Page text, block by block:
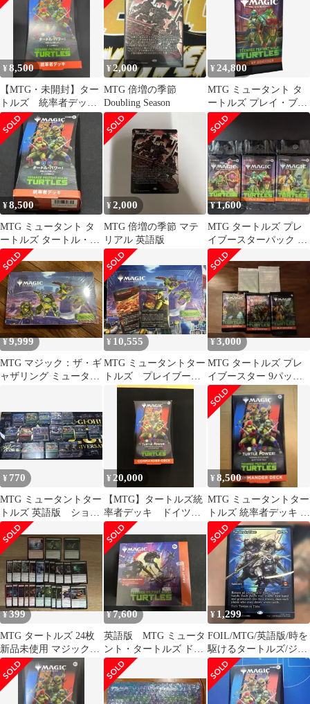
ット まとめ売り
¥8,500
【MTG・未開封】ター
トルズ 統率者デッキ
「タートル・パワ
ー！」日本語版
¥2,000
MTG 倍増の季節
Doubling Season
¥24,800
MTG ミュータント タ
ートルズ プレイ・ブー
スターパック 英語版 x
36個セット
¥8,500
MTG ミュータント タ
ートルズ タートル・パ
ワー！ 統率者デッキ 日
本語未開封
¥2,000
MTG 倍増の季節 マテ
リアル 英語版
¥1,600
MTG タートルズ プレ
イブースターパック 日
本語版 未開封セット マ
ジック
¥9,999
MTG マジック：ザ・ギ
ャザリング ミュータン
¥ 10,555
MTG ミュータントター
トルズ プレイブース
ター 日本語版 おま
¥3,000
MTG タートルズ プレ
イブースター 9パック
＋
¥ 770
MTG ミュータントター
トルズ 英語版 ショー
ケース まとめ
¥ 20,000
【MTG】タートルズ統
率者デッキ ドイツ語
版
¥8,500
MTG ミュータントター
トルズ 統率者デッキ タ
ートルパワー 英語版 未
開封
¥399
MTG タートルズ 24枚
新品未使用 マジックザ
ギャザリング
¥7,600
英語版 MTG ミュータ
ント・タートルズ ドラ
フト
¥ 1,299
FOIL/MTG/英語版/時を
駆けるタートルズ/ジャ
パン・ショーケース